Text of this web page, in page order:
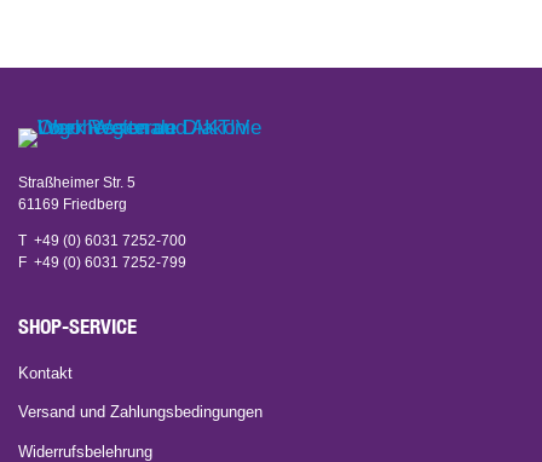
Straßheimer Str. 5
61169 Friedberg
T +49 (0) 6031 7252-700
F +49 (0) 6031 7252-799
SHOP-SERVICE
Kontakt
Versand und Zahlungsbedingungen
Widerrufsbelehrung